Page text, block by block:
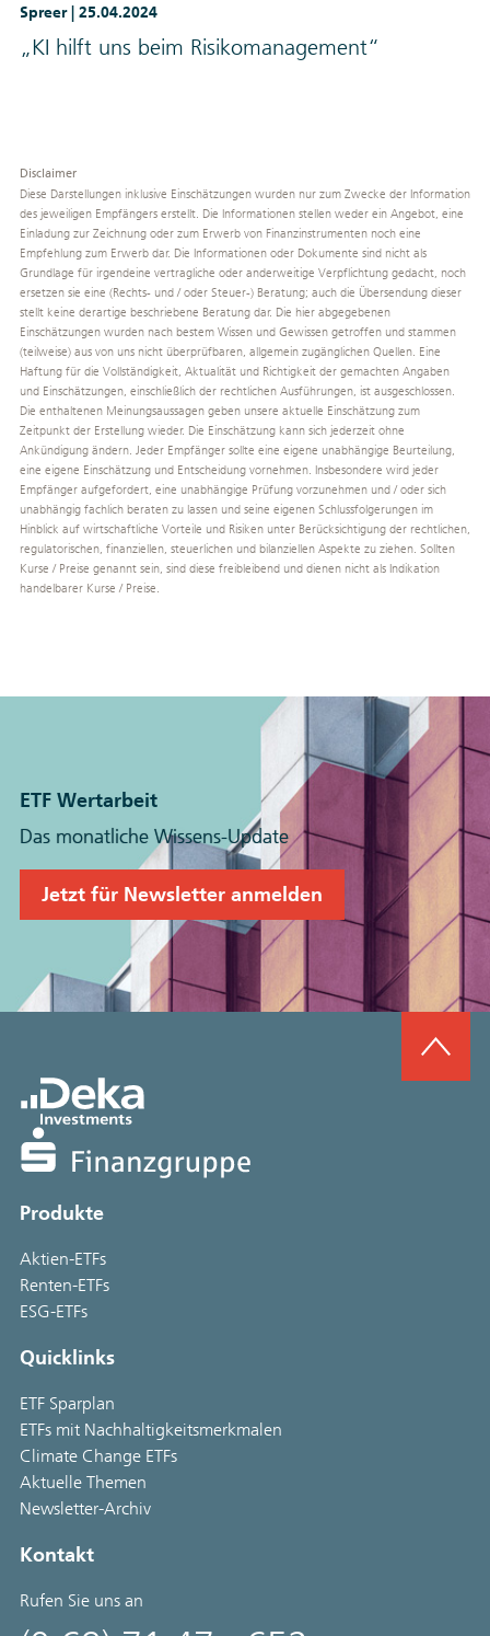
Spreer | 25.04.2024
„KI hilft uns beim Risikomanagement“
Disclaimer
Diese Darstellungen inklusive Einschätzungen wurden nur zum Zwecke der Information
des jeweiligen Empfängers erstellt. Die Informationen stellen weder ein Angebot, eine
Einladung zur Zeichnung oder zum Erwerb von Finanzinstrumenten noch eine
Empfehlung zum Erwerb dar. Die Informationen oder Dokumente sind nicht als
Grundlage für irgendeine vertragliche oder anderweitige Verpflichtung gedacht, noch
ersetzen sie eine (Rechts- und / oder Steuer-) Beratung; auch die Übersendung dieser
stellt keine derartige beschriebene Beratung dar. Die hier abgegebenen
Einschätzungen wurden nach bestem Wissen und Gewissen getroffen und stammen
(teilweise) aus von uns nicht überprüfbaren, allgemein zugänglichen Quellen. Eine
Haftung für die Vollständigkeit, Aktualität und Richtigkeit der gemachten Angaben
und Einschätzungen, einschließlich der rechtlichen Ausführungen, ist ausgeschlossen.
Die enthaltenen Meinungsaussagen geben unsere aktuelle Einschätzung zum
Zeitpunkt der Erstellung wieder. Die Einschätzung kann sich jederzeit ohne
Ankündigung ändern. Jeder Empfänger sollte eine eigene unabhängige Beurteilung,
eine eigene Einschätzung und Entscheidung vornehmen. Insbesondere wird jeder
Empfänger aufgefordert, eine unabhängige Prüfung vorzunehmen und / oder sich
unabhängig fachlich beraten zu lassen und seine eigenen Schlussfolgerungen im
Hinblick auf wirtschaftliche Vorteile und Risiken unter Berücksichtigung der rechtlichen,
regulatorischen, finanziellen, steuerlichen und bilanziellen Aspekte zu ziehen. Sollten
Kurse / Preise genannt sein, sind diese freibleibend und dienen nicht als Indikation
handelbarer Kurse / Preise.
ETF Wertarbeit
Das monatliche Wissens-Update
Jetzt für Newsletter anmelden
Produkte
Aktien-ETFs
Renten-ETFs
ESG-ETFs
Quicklinks
ETF Sparplan
ETFs mit Nachhaltigkeitsmerkmalen
Climate Change ETFs
Aktuelle Themen
Newsletter-Archiv
Kontakt
Rufen Sie uns an